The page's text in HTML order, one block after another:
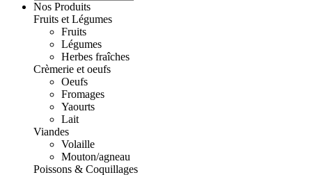
Nos Produits
Fruits et Légumes
Fruits
Légumes
Herbes fraîches
Crèmerie et oeufs
Oeufs
Fromages
Yaourts
Lait
Viandes
Volaille
Mouton/agneau
Poissons & Coquillages